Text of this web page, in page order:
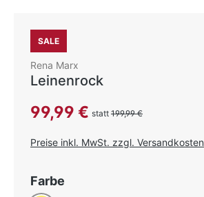
SALE
Rena Marx
Leinenrock
Verkaufspreis:
99,99 € statt 199,99 €
Preise inkl. MwSt. zzgl. Versandkosten
Farbe